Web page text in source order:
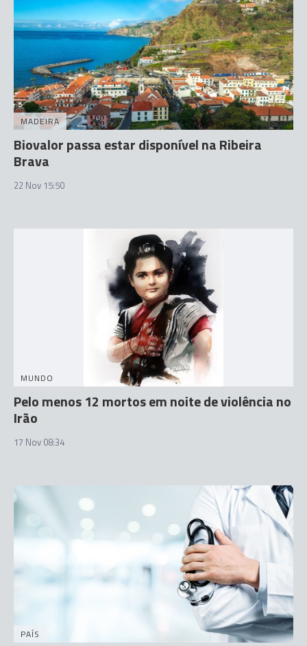
MADEIRA
Biovalor passa estar disponível na Ribeira
Brava
22 Nov 15:50
MUNDO
Pelo menos 12 mortos em noite de violência no
Irão
17 Nov 08:34
PAÍS